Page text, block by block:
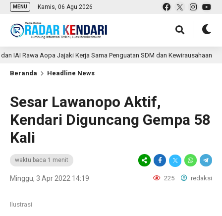
MENU Kamis, 06 Agu 2026
Rawa Aopa Jajaki Kerja Sama Penguatan SDM dan Kewirausahaan
Beranda Headline News
Sesar Lawanopo Aktif,
Kendari Diguncang Gempa 58
Kali
waktu baca 1 menit
Minggu, 3 Apr 2022 14:19 225 redaksi
Ilustrasi